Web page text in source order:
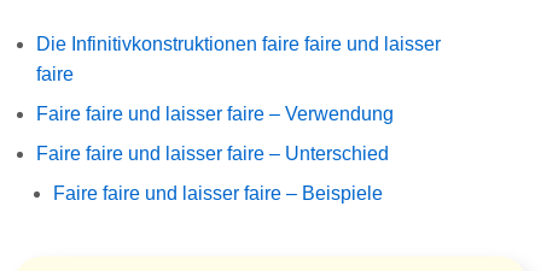
Die Infinitivkonstruktionen faire faire und laisser
faire
Faire faire und laisser faire – Verwendung
Faire faire und laisser faire – Unterschied
Faire faire und laisser faire – Beispiele